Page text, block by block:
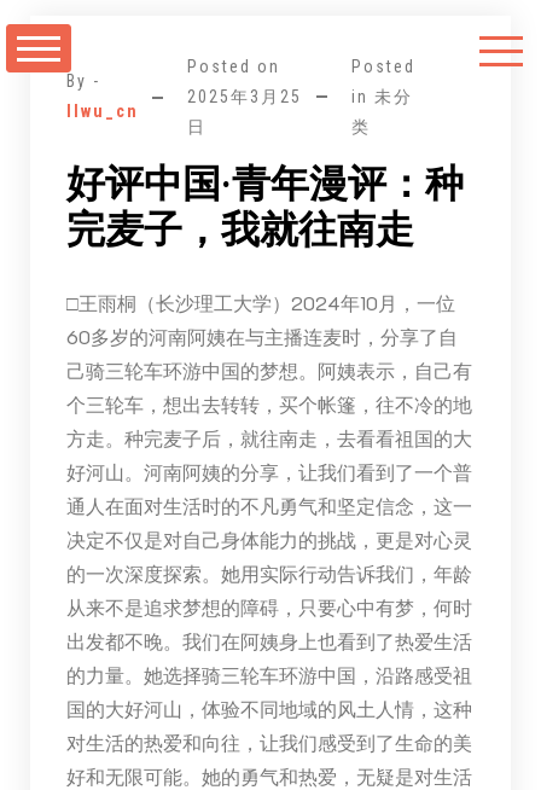
至
By -
llwu_cn
Posted on
2025年3月25
日
Posted
in 未分
类
好评中国·青年漫评：种
完麦子，我就往南走
□王雨桐（长沙理工大学）2024年10月，一位
60多岁的河南阿姨在与主播连麦时，分享了自
己骑三轮车环游中国的梦想。阿姨表示，自己有
个三轮车，想出去转转，买个帐篷，往不冷的地
方走。种完麦子后，就往南走，去看看祖国的大
好河山。河南阿姨的分享，让我们看到了一个普
通人在面对生活时的不凡勇气和坚定信念，这一
决定不仅是对自己身体能力的挑战，更是对心灵
的一次深度探索。她用实际行动告诉我们，年龄
从来不是追求梦想的障碍，只要心中有梦，何时
出发都不晚。我们在阿姨身上也看到了热爱生活
的力量。她选择骑三轮车环游中国，沿路感受祖
国的大好河山，体验不同地域的风土人情，这种
对生活的热爱和向往，让我们感受到了生命的美
好和无限可能。她的勇气和热爱，无疑是对生活